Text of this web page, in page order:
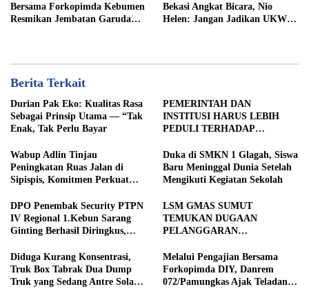
Bersama Forkopimda Kebumen
Resmikan Jembatan Garuda
Bekasi Angkat Bicara, Nio
Helen: Jangan Jadikan UKW
Berita Terkait
Durian Pak Eko: Kualitas Rasa
Sebagai Prinsip Utama — “Tak
Enak, Tak Perlu Bayar
PEMERINTAH DAN
INSTITUSI HARUS LEBIH
PEDULI TERHADAP
STRATEGIS PEMBANGUNAN
Wabup Adlin Tinjau
Peningkatan Ruas Jalan di
Sipispis, Komitmen Perkuat
Duka di SMKN 1 Glagah, Siswa
Baru Meninggal Dunia Setelah
Mengikuti Kegiatan Sekolah
DPO Penembak Security PTPN
IV Regional 1.Kebun Sarang
Ginting Berhasil Diringkus,
2025
LSM GMAS SUMUT
TEMUKAN DUGAAN
PELANGGARAN
JUTA DI SERGAI:
DIBORONGKAN KE PIHAK
LUAR DESA, PEKERJA
Diduga Kurang Konsentrasi,
Truk Box Tabrak Dua Dump
Truk yang Sedang Antre Solar
Melalui Pengajian Bersama
Forkopimda DIY, Danrem
072/Pamungkas Ajak Teladani